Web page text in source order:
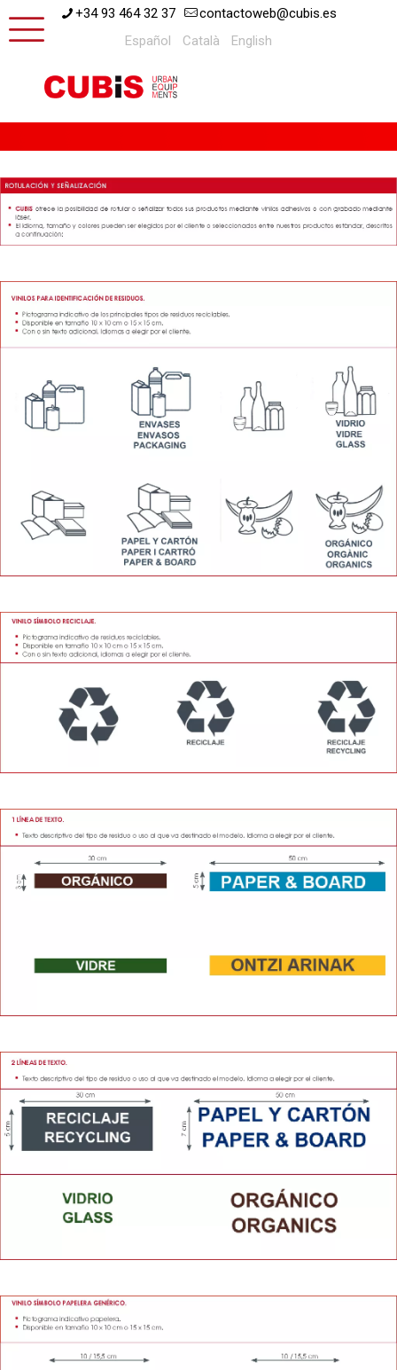
+34 93 464 32 37
contactoweb@cubis.es
Español
Català English